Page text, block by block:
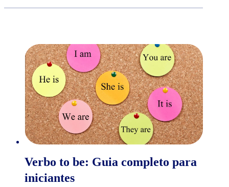
Verbo to be: Guia completo para
iniciantes